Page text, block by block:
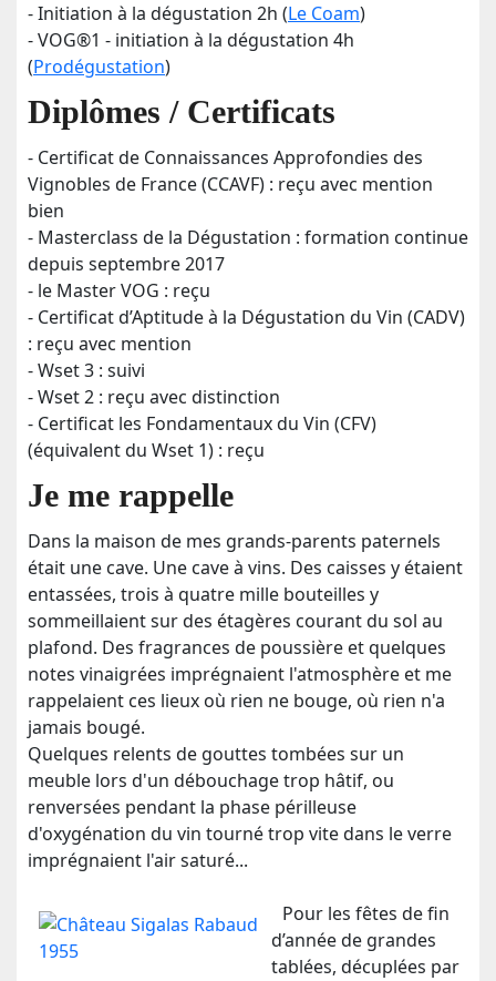
- Initiation à la dégustation 2h (Le Coam)
- VOG®1 - initiation à la dégustation 4h
(Prodégustation)
Diplômes / Certificats
- Certificat de Connaissances Approfondies des
Vignobles de France (CCAVF) : reçu avec mention
bien
- Masterclass de la Dégustation : formation continue
depuis septembre 2017
- le Master VOG : reçu
- Certificat d’Aptitude à la Dégustation du Vin (CADV)
: reçu avec mention
- Wset 3 : suivi
- Wset 2 : reçu avec distinction
- Certificat les Fondamentaux du Vin (CFV)
(équivalent du Wset 1) : reçu
Je me rappelle
Dans la maison de mes grands-parents paternels
était une cave. Une cave à vins. Des caisses y étaient
entassées, trois à quatre mille bouteilles y
sommeillaient sur des étagères courant du sol au
plafond. Des fragrances de poussière et quelques
notes vinaigrées imprégnaient l'atmosphère et me
rappelaient ces lieux où rien ne bouge, où rien n'a
jamais bougé.
Quelques relents de gouttes tombées sur un
meuble lors d'un débouchage trop hâtif, ou
renversées pendant la phase périlleuse
d'oxygénation du vin tourné trop vite dans le verre
imprégnaient l'air saturé...
Pour les fêtes de fin
d’année de grandes
tablées, décuplées par